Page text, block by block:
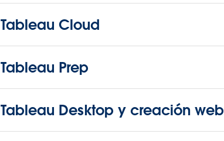
Tableau Cloud
Tableau Prep
Tableau Desktop y creación web